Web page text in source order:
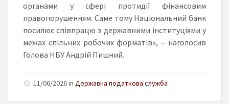
органами у сфері протидії фінансовим
правопорушенням. Саме тому Національний банк
посилює співпрацю з державними інституціями у
межах спільних робочих форматів», – наголосив
Голова НБУ Андрій Пишний.
11/06/2026 in Державна податкова служба